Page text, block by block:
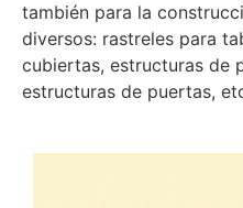
también para la
diversos: rastreles para
cubiertas, estructuras de
estructuras de puertas,